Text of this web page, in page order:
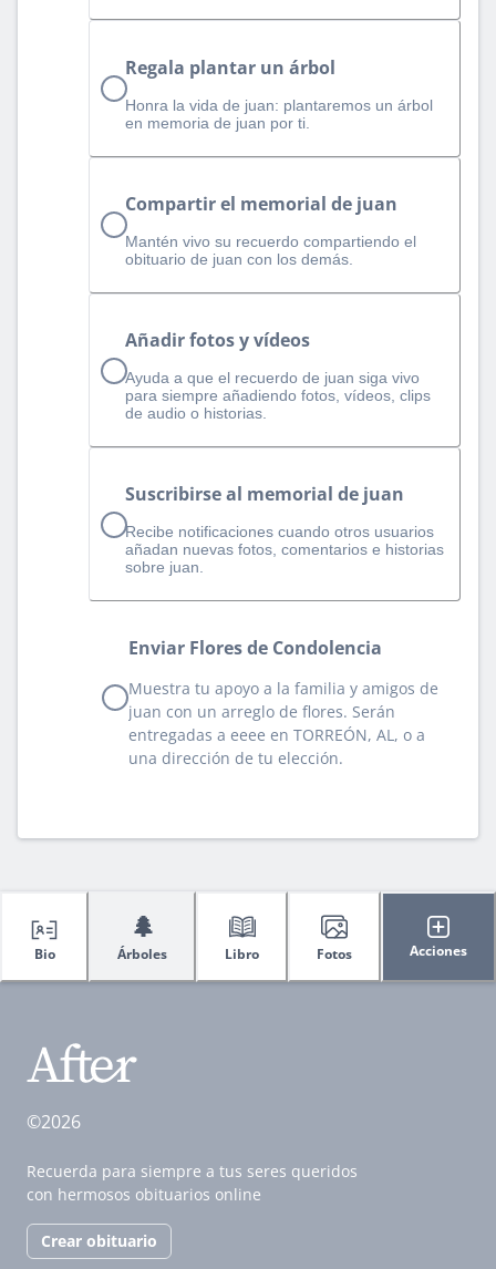
Regala plantar un árbol
Honra la vida de juan: plantaremos un árbol
en memoria de juan por ti.
Compartir el memorial de juan
Mantén vivo su recuerdo compartiendo el
obituario de juan con los demás.
Añadir fotos y vídeos
Ayuda a que el recuerdo de juan siga vivo
para siempre añadiendo fotos, vídeos, clips
de audio o historias.
Suscribirse al memorial de juan
Recibe notificaciones cuando otros usuarios
añadan nuevas fotos, comentarios e historias
sobre juan.
Enviar Flores de Condolencia
Muestra tu apoyo a la familia y amigos de
juan con un arreglo de flores. Serán
entregadas a eeee en TORREÓN, AL, o a
una dirección de tu elección.
Bio
🌲
Árboles Libro Fotos Acciones
©2026
Recuerda para siempre a tus seres queridos
con hermosos obituarios online
Crear obituario